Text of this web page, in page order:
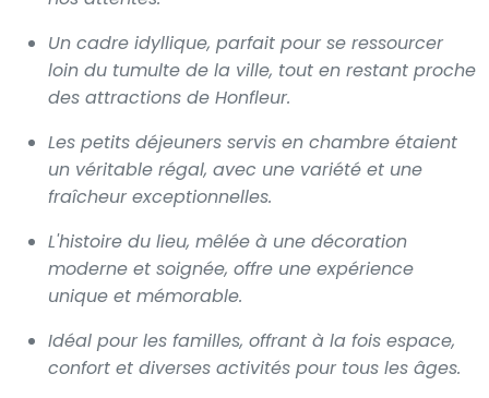
Un cadre idyllique, parfait pour se ressourcer
loin du tumulte de la ville, tout en restant proche
des attractions de Honfleur.
Les petits déjeuners servis en chambre étaient
un véritable régal, avec une variété et une
fraîcheur exceptionnelles.
L'histoire du lieu, mêlée à une décoration
moderne et soignée, offre une expérience
unique et mémorable.
Idéal pour les familles, offrant à la fois espace,
confort et diverses activités pour tous les âges.